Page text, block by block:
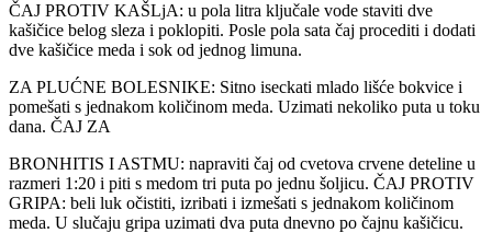
ČAJ PROTIV KAŠLjA: u pola litra ključale vode staviti dve
kašičice belog sleza i poklopiti. Posle pola sata čaj procediti i dodati
dve kašičice meda i sok od jednog limuna.
ZA PLUĆNE BOLESNIKE: Sitno iseckati mlado lišće bokvice i
pomešati s jednakom količinom meda. Uzimati nekoliko puta u toku
dana. ČAJ ZA
BRONHITIS I ASTMU: napraviti čaj od cvetova crvene deteline u
razmeri 1:20 i piti s medom tri puta po jednu šoljicu. ČAJ PROTIV
GRIPA: beli luk očistiti, izribati i izmešati s jednakom količinom
meda. U slučaju gripa uzimati dva puta dnevno po čajnu kašičicu.